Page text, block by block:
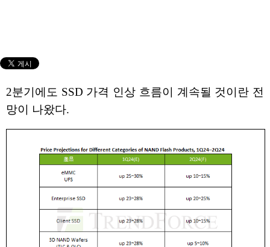
2분기에도 SSD 가격 인상 흐름이 계속될 것이란 전
망이 나왔다.